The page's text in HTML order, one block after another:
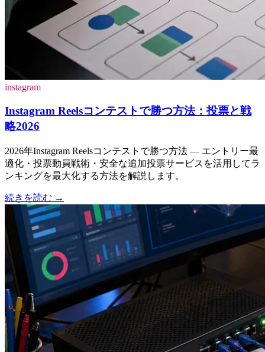
instagram
Instagram Reelsコンテストで勝つ方法：投票と戦
略2026
2026年Instagram Reelsコンテストで勝つ方法 — エントリー最
適化・投票動員戦術・安全な追加投票サービスを活用してラ
ンキングを最大化する方法を解説します。
続きを読む →